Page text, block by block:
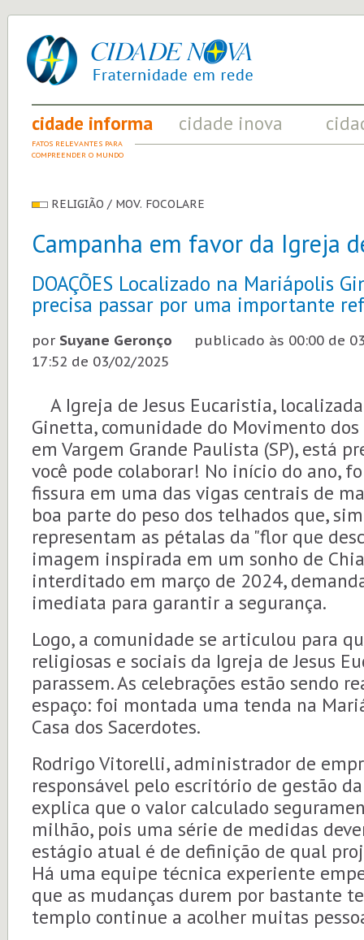
cidade
nova
UM
PROJETO
PELA
FRATERNIDADE
cidade informa
FATOS RELEVANTES PARA
COMPREENDER O MUNDO
cidade inova
ACONTECIMENTOS QUE EVIDENCIAM
RELIGIÃO / MOV. FOCOLARE
Campanha em favor da Igreja
DOAÇÕES Localizado na Mariápolis
precisa passar por uma importante
por Suyane Geronço publicado às 00:00 de
17:52 de 03/02/2025
A Igreja de Jesus Eucaristia,
Ginetta, comunidade do Movimento dos
em Vargem Grande Paulista (SP), está
você pode colaborar! No início do ano,
fissura em uma das vigas centrais de
boa parte do peso dos telhados que,
representam as pétalas da "flor que
imagem inspirada em um sonho de
interditado em março de 2024,
imediata para garantir a segurança.
Logo, a comunidade se articulou para
religiosas e sociais da Igreja de Jesus
parassem. As celebrações estão sendo
espaço: foi montada uma tenda na
Casa dos Sacerdotes.
Rodrigo Vitorelli, administrador de
responsável pelo escritório de gestão
explica que o valor calculado
milhão, pois uma série de medidas
estágio atual é de definição de qual
Há uma equipe técnica experiente
que as mudanças durem por bastante
templo continue a acolher muitas